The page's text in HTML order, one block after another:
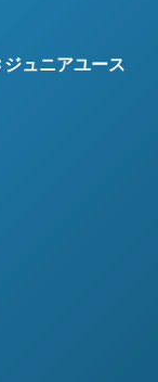
ュニアユース